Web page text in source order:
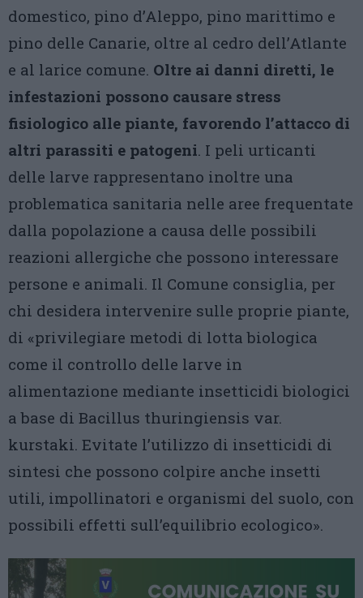
domestico, pino d’Aleppo, pino marittimo e
pino delle Canarie, oltre al cedro dell’Atlante
e al larice comune. Oltre ai danni diretti, le
infestazioni possono causare stress
fisiologico alle piante, favorendo l’attacco di
altri parassiti e patogeni. I peli urticanti
delle larve rappresentano inoltre una
problematica sanitaria nelle aree frequentate
dalla popolazione a causa delle possibili
reazioni allergiche che possono interessare
persone e animali. Il Comune consiglia, per
chi desidera intervenire sulle proprie piante,
di «privilegiare metodi di lotta biologica
come il controllo delle larve in
alimentazione mediante insetticidi biologici
a base di Bacillus thuringiensis var.
kurstaki. Evitate l’utilizzo di insetticidi di
sintesi che possono colpire anche insetti
utili, impollinatori e organismi del suolo, con
possibili effetti sull’equilibrio ecologico».